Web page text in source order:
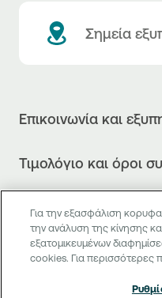
Σημεία
Επικοινωνία και
Η νέα Ψηφιακή Εποχή
Θέλω να μιλήσω με
Officer
Θέλω να μιλήσω με
Τιμολόγιο και όροι
Τιμολόγιο της Τράπεζας
Δελτίο τιμών
Δελτίο πληροφόρησης
Μεταφορά
Χρήσιμοι σύνδεσμοι
Συχνές ερωτήσεις
Κανονιστική
Digital Banking
Για την εξασφάλιση
την ανάλυση της κίνησης
εξατομικευμένων
cookies. Για περισσότερες